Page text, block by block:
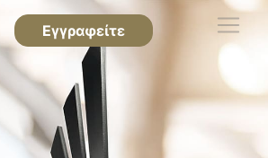
Εγγραφείτε